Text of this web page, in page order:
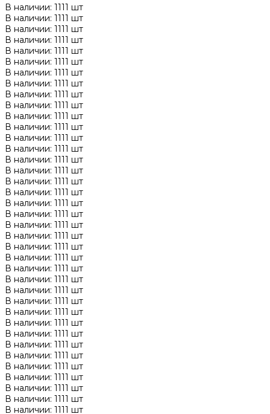
В наличии: 1111 шт
В наличии: 1111 шт
В наличии: 1111 шт
В наличии: 1111 шт
В наличии: 1111 шт
В наличии: 1111 шт
В наличии: 1111 шт
В наличии: 1111 шт
В наличии: 1111 шт
В наличии: 1111 шт
В наличии: 1111 шт
В наличии: 1111 шт
В наличии: 1111 шт
В наличии: 1111 шт
В наличии: 1111 шт
В наличии: 1111 шт
В наличии: 1111 шт
В наличии: 1111 шт
В наличии: 1111 шт
В наличии: 1111 шт
В наличии: 1111 шт
В наличии: 1111 шт
В наличии: 1111 шт
В наличии: 1111 шт
В наличии: 1111 шт
В наличии: 1111 шт
В наличии: 1111 шт
В наличии: 1111 шт
В наличии: 1111 шт
В наличии: 1111 шт
В наличии: 1111 шт
В наличии: 1111 шт
В наличии: 1111 шт
В наличии: 1111 шт
В наличии: 1111 шт
В наличии: 1111 шт
В наличии: 1111 шт
В наличии: 1111 шт